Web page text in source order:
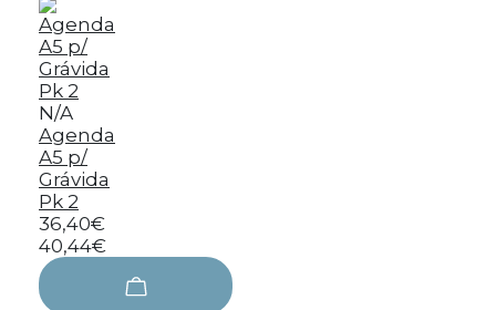
N/A
Agenda
A5 p/
Grávida
Pk 2
36,40€
40,44€